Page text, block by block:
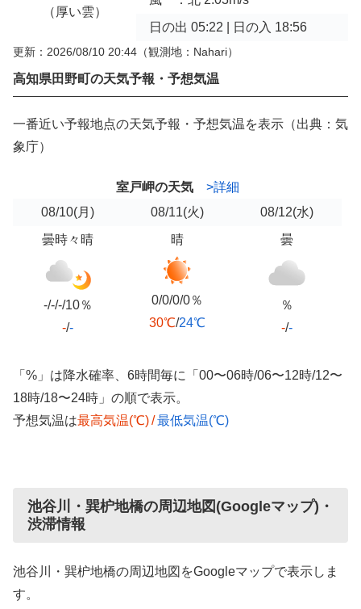
（厚い雲）
日の出 05:22 | 日の入 18:56
更新：2026/08/10 20:44 （観測地：Nahari）
高知県田野町の天気予報・予想気温
一番近い予報地点の天気予報・予想気温を表示（出典：気
象庁）
室戸岬の天気
>詳細
08/10(月) 08/11(火) 08/12(水)
曇時々晴
-/-/-/10％
-/-
晴
0/0/0/0％
30℃/24℃
曇
％
-/-
「%」は降水確率、6時間毎に「00〜06時/06〜12時/12〜
18時/18〜24時」の順で表示。
予想気温は最高気温(℃)/最低気温(℃)
池谷川・巽枦地橋の周辺地図(Googleマップ)・
渋滞情報
池谷川・巽枦地橋の周辺地図をGoogleマップで表示しま
す。